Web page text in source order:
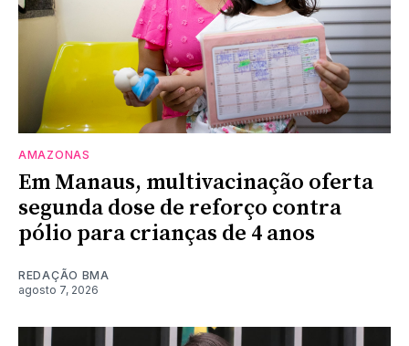
AMAZONAS
Em Manaus, multivacinação oferta
segunda dose de reforço contra
pólio para crianças de 4 anos
REDAÇÃO BMA
agosto 7, 2026